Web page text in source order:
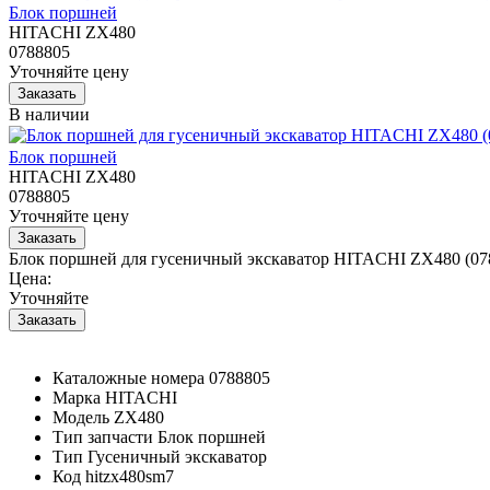
Блок поршней
HITACHI ZX480
0788805
Уточняйте цену
В наличии
Блок поршней
HITACHI ZX480
0788805
Уточняйте цену
Блок поршней для гусеничный экскаватор HITACHI ZX480
Цена:
Уточняйте
Каталожные номера 0788805
Марка HITACHI
Модель ZX480
Тип запчасти Блок поршней
Тип Гусеничный экскаватор
Код hitzx480sm7